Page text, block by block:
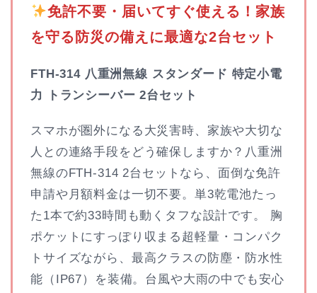
免許不要・届いてすぐ使える！家族
を守る防災の備えに最適な2台セット
FTH-314 八重洲無線 スタンダード 特定小電
力 トランシーバー 2台セット
スマホが圏外になる大災害時、家族や大切な
人との連絡手段をどう確保しますか？八重洲
無線のFTH-314 2台セットなら、面倒な免許
申請や月額料金は一切不要。単3乾電池たっ
た1本で約33時間も動くタフな設計です。 胸
ポケットにすっぽり収まる超軽量・コンパク
トサイズながら、最高クラスの防塵・防水性
能（IP67）を装備。台風や大雨の中でも安心